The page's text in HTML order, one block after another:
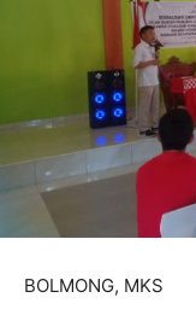
BOLMONG, MKS